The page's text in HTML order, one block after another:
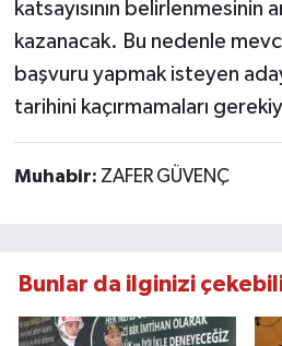
katsayısının belirlenmesinin
kazanacak. Bu nedenle
başvuru yapmak isteyen
tarihini kaçırmamaları
Muhabir: ZAFER GÜVENÇ
Bunlar da ilginizi